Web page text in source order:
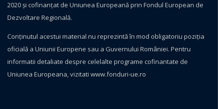
2020 și cofinanțat de Uniunea Europeană prin Fondul European de
Dezvoltare Regională.
Conţinutul acestui material nu reprezintă în mod obligatoriu poziţia
oficială a Uniunii Europene sau a Guvernului României. Pentru
informatii detaliate despre celelalte programe cofinantate de
Uniunea Europeana, vizitati www.fonduri-ue.ro